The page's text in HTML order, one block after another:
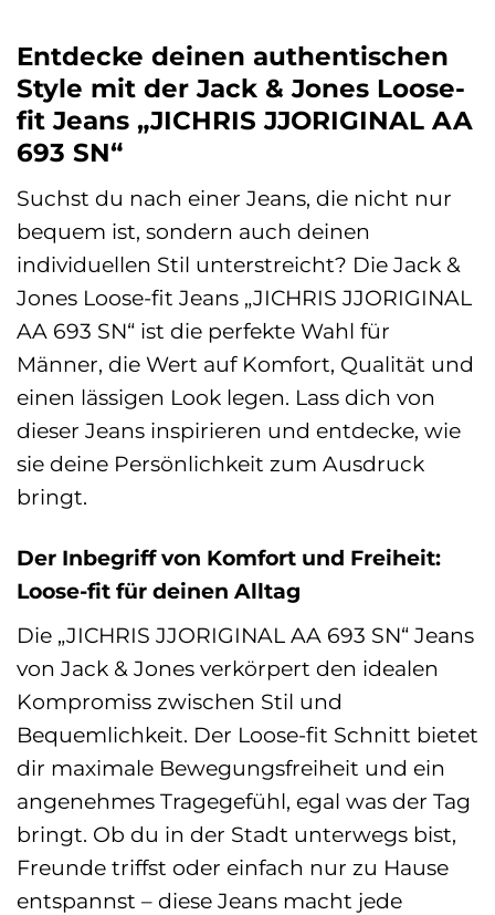
Entdecke deinen authentischen
Style mit der Jack & Jones Loose-
fit Jeans „JICHRIS JJORIGINAL AA
693 SN“
Suchst du nach einer Jeans, die nicht nur
bequem ist, sondern auch deinen
individuellen Stil unterstreicht? Die Jack &
Jones Loose-fit Jeans „JICHRIS JJORIGINAL
AA 693 SN“ ist die perfekte Wahl für
Männer, die Wert auf Komfort, Qualität und
einen lässigen Look legen. Lass dich von
dieser Jeans inspirieren und entdecke, wie
sie deine Persönlichkeit zum Ausdruck
bringt.
Der Inbegriff von Komfort und Freiheit:
Loose-fit für deinen Alltag
Die „JICHRIS JJORIGINAL AA 693 SN“ Jeans
von Jack & Jones verkörpert den idealen
Kompromiss zwischen Stil und
Bequemlichkeit. Der Loose-fit Schnitt bietet
dir maximale Bewegungsfreiheit und ein
angenehmes Tragegefühl, egal was der Tag
bringt. Ob du in der Stadt unterwegs bist,
Freunde triffst oder einfach nur zu Hause
entspannst – diese Jeans macht jede